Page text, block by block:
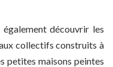
découvrir les
collectifs construits à
petites maisons peintes